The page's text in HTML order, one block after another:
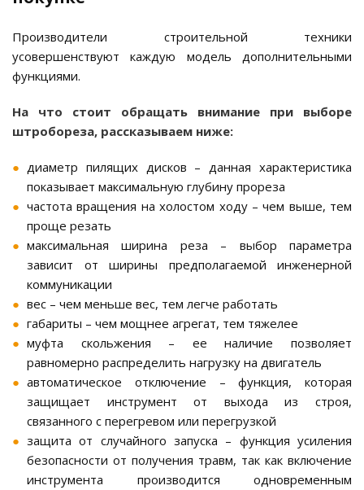
Производители строительной техники
усовершенствуют каждую модель дополнительными
функциями.
На что стоит обращать внимание при выборе
штробореза, рассказываем ниже:
диаметр пилящих дисков – данная характеристика
показывает максимальную глубину прореза
частота вращения на холостом ходу – чем выше, тем
проще резать
максимальная ширина реза – выбор параметра
зависит от ширины предполагаемой инженерной
коммуникации
вес – чем меньше вес, тем легче работать
габариты – чем мощнее агрегат, тем тяжелее
муфта скольжения – ее наличие позволяет
равномерно распределить нагрузку на двигатель
автоматическое отключение – функция, которая
защищает инструмент от выхода из строя,
связанного с перегревом или перегрузкой
защита от случайного запуска – функция усиления
безопасности от получения травм, так как включение
инструмента производится одновременным